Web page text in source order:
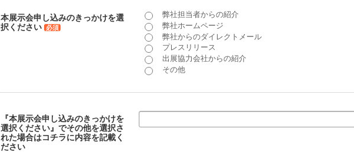
本展示会申し込みのきっかけを選
択ください
必須
弊社担当者からの紹介
弊社ホームページ
弊社からのダイレクトメール
プレスリリース
出展協力会社からの紹介
その他
『本展示会申し込みのきっかけを
選択ください』でその他を選択さ
れた場合はコチラに内容を記載く
ださい